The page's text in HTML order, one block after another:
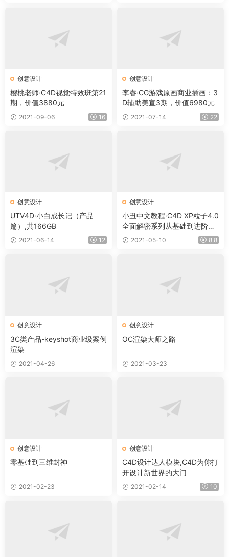
创意设计
樱桃老师·C4D视觉特效班第21
期，价值3880元
2021-09-06 16
创意设计
李睿·CG游戏原画商业插画：3
D辅助美宣3期，价值6980元
2021-07-14 22
创意设计
UTV4D·小白成长记（产品
篇）,共166GB
2021-06-14 12
创意设计
小丑中文教程·C4D XP粒子4.0
全面解密系列从基础到进阶教
程 2021-05-10 8.8
创意设计
3C类产品-keyshot商业级案例
渲染
2021-04-26
创意设计
OC渲染大师之路
2021-03-23
创意设计
零基础到三维封神
2021-02-23
创意设计
C4D设计达人模块,C4D为你打
开设计新世界的大门
2021-02-14 10